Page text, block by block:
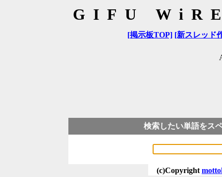
GIFU
[掲示板TOP] [新スレッド
検索したい単語をス
(c)Copyright